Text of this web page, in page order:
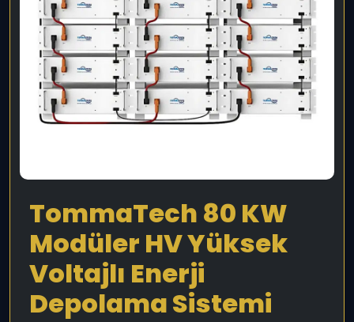
TommaTech 80 KW
Modüler HV Yüksek
Voltajlı Enerji
Depolama Sistemi